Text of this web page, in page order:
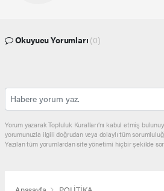
Okuyucu Yorumları (0)
Yorum yazarak Topluluk Kuralları’nı kabul etmiş
yorumunuzla ilgili doğrudan veya dolaylı tüm
Yazılan tüm yorumlardan site yönetimi hiçbir şekilde